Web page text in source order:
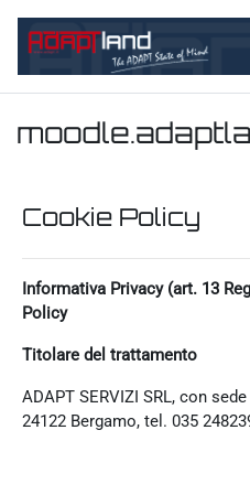
Cookie Policy
Informativa Privacy (art. 13
Policy
Titolare del trattamento
ADAPT SERVIZI SRL, con
24122 Bergamo, tel. 035